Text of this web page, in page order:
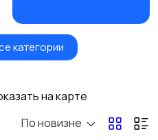
Верхняя одежда
Домашняя одежда
категории
на карте
По новизне